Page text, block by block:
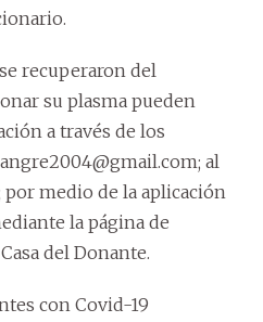
recuperaron del
su plasma pueden
a través de los
al
medio de la aplicación
la página de
del Donante.
con Covid-19